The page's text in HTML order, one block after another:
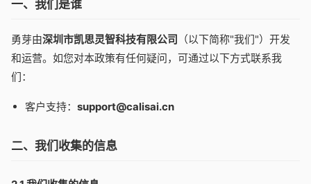
一、我们是谁
勇芽由深圳市凯思灵智科技有限公司 （以下简称"我们"）开发
和运营。如您对本政策有任何疑问，可通过以下方式联系我
们：
客户支持： support@calisai.cn
二、我们收集的信息